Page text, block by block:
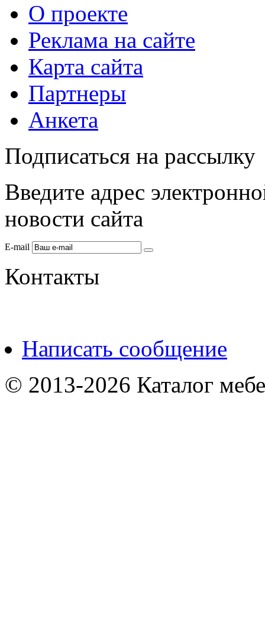
О проекте
Реклама на сайте
Карта сайта
Партнеры
Анкета
Подписаться на рассылку
Введите адрес
новости сайта
E-mail
Контакты
Написать сообщение
© 2013-2026 Каталог